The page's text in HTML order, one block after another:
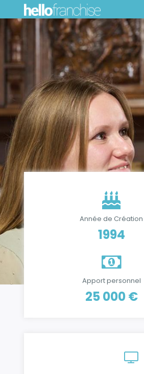
Année de Création
1994
Apport personnel
25 000 €